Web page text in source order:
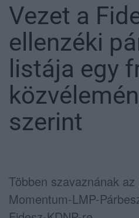
Vezet a
ellenzéki
listája egy
szerint
Többen szavaznának
Momentum-LMP-